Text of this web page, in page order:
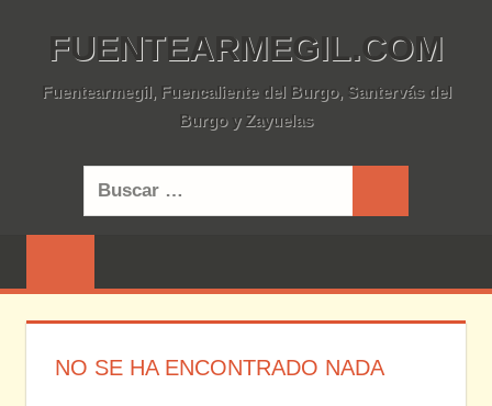
FUENTEARMEGIL.COM
Fuentearmegil, Fuencaliente del Burgo, Santervás del
Burgo y Zayuelas
Buscar:
NO SE HA ENCONTRADO NADA